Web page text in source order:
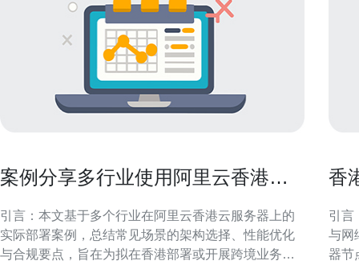
案例分享多行业使用阿里云香港云
引言：本文基于多个行业在阿里云香港云服务器上的
实际部署案例，总结常见场景的架构选择、性能优化
与合规要点，旨在为拟在香港部署或开展跨境业务的
香
引言
与网
器节